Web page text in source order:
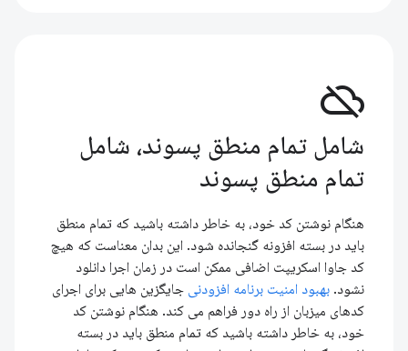
cloud_off
شامل تمام منطق پسوند، شامل
تمام منطق پسوند
هنگام نوشتن کد خود، به خاطر داشته باشید که تمام منطق
باید در بسته افزونه گنجانده شود. این بدان معناست که هیچ
کد جاوا اسکریپت اضافی ممکن است در زمان اجرا دانلود
نشود. بهبود امنیت برنامه افزودنی جایگزین هایی برای اجرای
کدهای میزبان از راه دور فراهم می کند. هنگام نوشتن کد
خود، به خاطر داشته باشید که تمام منطق باید در بسته